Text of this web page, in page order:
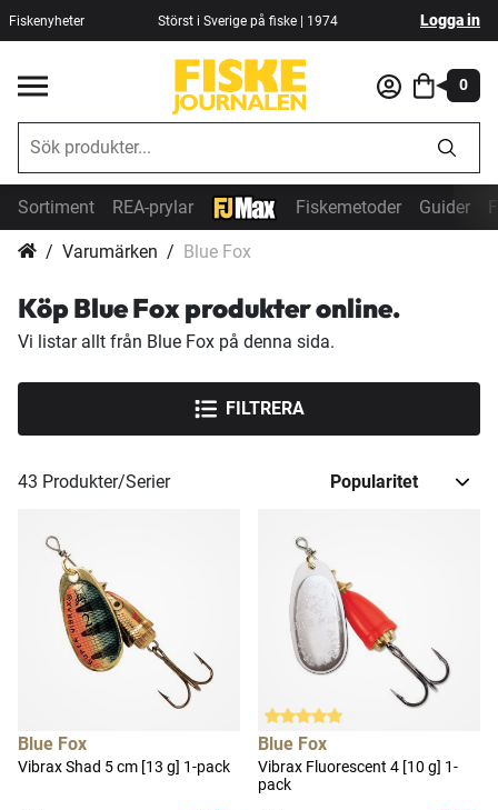
Fiskenyheter Störst i Sverige på fiske | 1974 Logga in
0
Sortiment REA-prylar Fiskemetoder Guider
Varumärken Blue Fox
Köp Blue Fox produkter online.
Vi listar allt från Blue Fox på denna sida.
FILTRERA
43 Produkter/Serier
Blue Fox
Vibrax Shad 5 cm [13 g] 1-pack
Blue Fox
Vibrax Fluorescent 4 [10 g] 1-
pack